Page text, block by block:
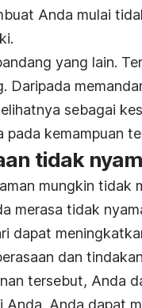
Anda mulai
yang lain.
Daripada
sebagai
pada kemampuan
tidak
mungkin tidak
merasa tidak
dapat
dan
tersebut, Anda
Anda dapat